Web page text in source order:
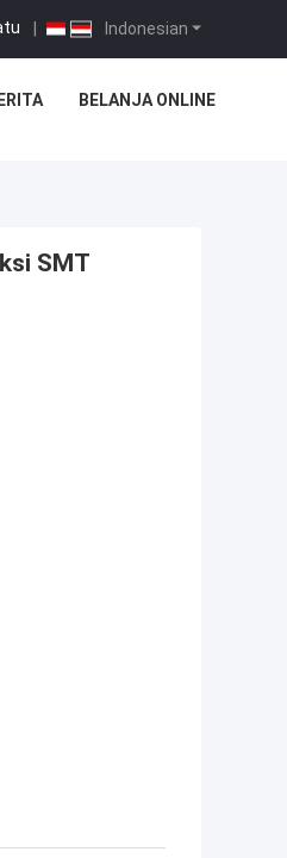
Indonesian
|
BELANJA ONLINE
SMT